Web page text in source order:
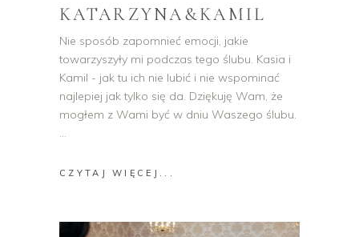
KATARZYNA&KAMIL
Nie sposób zapomnieć emocji, jakie
towarzyszyły mi podczas tego ślubu. Kasia i
Kamil - jak tu ich nie lubić i nie wspominać
najlepiej jak tylko się da. Dziękuję Wam, że
mogłem z Wami być w dniu Waszego ślubu.
CZYTAJ WIĘCEJ...